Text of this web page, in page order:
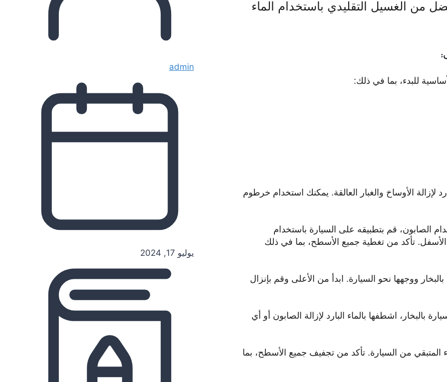
من الغسيل التقليدي باستخدام الماء
للبدء، بما في ذلك:
لإزالة الأوساخ والغبار العالقة. يمكنك استخدام خرطوم
الصابون، قم بتطبيقه على السيارة باستخدام
الأسفل. تأكد من تغطية جميع الأسطح، بما في ذلك
ووجهها نحو السيارة. ابدأ من الأعلى وقم بإنزال
بالبخار، اشطفها بالماء البارد لإزالة الصابون أو أي
المتبقي من السيارة. تأكد من تجفيف جميع الأسطح، بما
admin
يوليو 17, 2024